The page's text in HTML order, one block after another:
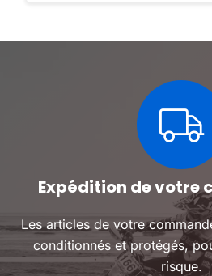
Expédition de votre
Les articles de votre
conditionnés et protégés,
risque.